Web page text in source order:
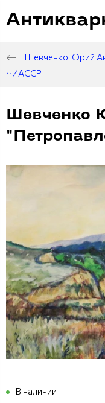
Шевченко Юрий
ЧИАССР
Шевченко
В наличии